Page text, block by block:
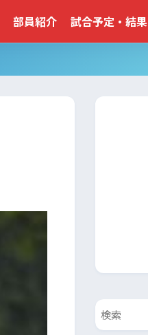
部員紹介 試合予定・結果